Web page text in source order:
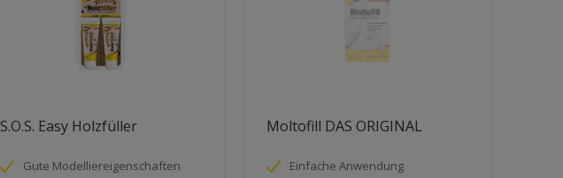
S.O.S. Easy Holzfüller
Gute Modelliereigenschaften
Moltofill DAS ORIGINAL
Einfache Anwendung